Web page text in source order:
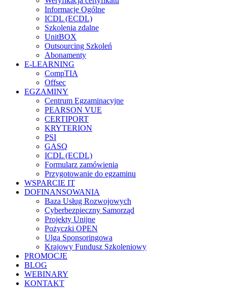
Informacje Ogólne
ICDL (ECDL)
Szkolenia zdalne
UnitBOX
Outsourcing Szkoleń
Abonamenty
E-LEARNING
CompTIA
Offsec
EGZAMINY
Centrum Egzaminacyjne
PEARSON VUE
CERTIPORT
KRYTERION
PSI
GASQ
ICDL (ECDL)
Formularz zamówienia
Przygotowanie do egzaminu
WSPARCIE IT
DOFINANSOWANIA
Baza Usług Rozwojowych
Cyberbezpieczny Samorząd
Projekty Unijne
Pożyczki OPEN
Ulga Sponsoringowa
Krajowy Fundusz Szkoleniowy
PROMOCJE
BLOG
WEBINARY
KONTAKT